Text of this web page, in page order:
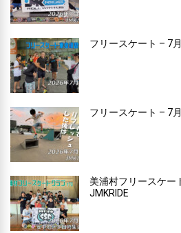
フリースケート – 7
フリースケート – 7
美浦村フリースケー
JMKRIDE